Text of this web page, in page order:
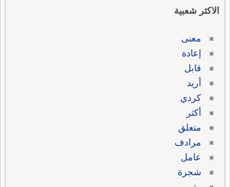
الاكثر شعبية
معنى
إعادة
قابل
أريد
كردي
أكثر
متعلق
مرادف
عامل
شجرة